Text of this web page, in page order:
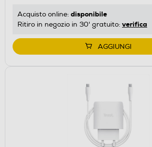
Acquisto online: disponibile
Ritiro in negozio in 30' gratuito: verifica
AGGIUNGI